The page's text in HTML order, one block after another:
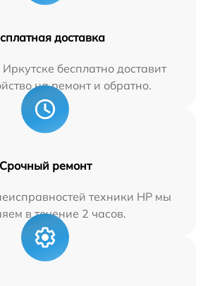
доставка
бесплатно доставит
на ремонт и обратно.
Срочный ремонт
техники HP мы
в течение 2 часов.